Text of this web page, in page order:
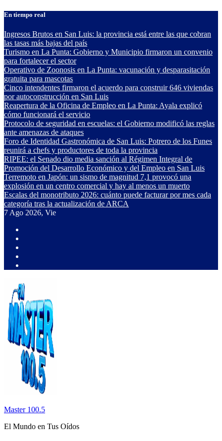
Saltar
contenido
En tiempo real
Ingresos Brutos en San Luis: la provincia está entre las que cobran
las tasas más bajas del país
Turismo en La Punta: Gobierno y Municipio firmaron un convenio
para fortalecer el sector
Operativo de Zoonosis en La Punta: vacunación y desparasitación
gratuita para mascotas
Cinco intendentes firmaron el acuerdo para construir 646 viviendas
por autoconstrucción en San Luis
Reapertura de la Oficina de Empleo en La Punta: Ayala explicó
cómo funcionará el servicio
Protocolo de seguridad en escuelas: el Gobierno modificó las reglas
ante amenazas de ataques
Foro de Identidad Gastronómica de San Luis: Potrero de los Funes
reunirá a chefs y productores de toda la provincia
RIPEE: el Senado dio media sanción al Régimen Integral de
Promoción del Desarrollo Económico y del Empleo en San Luis
Terremoto en Japón: un sismo de magnitud 7,1 provocó una
explosión en un centro comercial y hay al menos un muerto
Escalas del monotributo 2026: cuánto puede facturar por mes cada
categoría tras la actualización de ARCA
7 Ago 2026, Vie
Master 100.5
El Mundo en Tus Oídos